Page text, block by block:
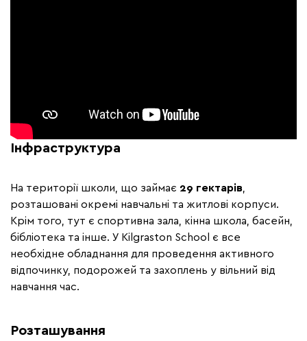
Інфраструктура
На території школи, що займає 29 гектарів
розташовані окремі навчальні та житлові корпуси.
Крім того, тут є спортивна зала, кінна школа, басейн,
бібліотека та інше. У Kilgraston School є все
необхідне обладнання для проведення активного
відпочинку, подорожей та захоплень у вільний від
навчання час.
Розташування